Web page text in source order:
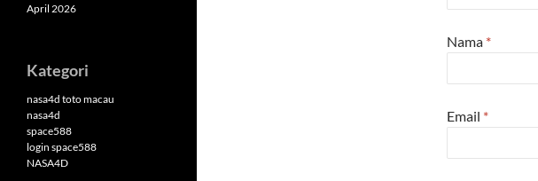
Nama *
Email *
April 2026
Kategori
nasa4d toto macau
nasa4d
space588
login space588
NASA4D